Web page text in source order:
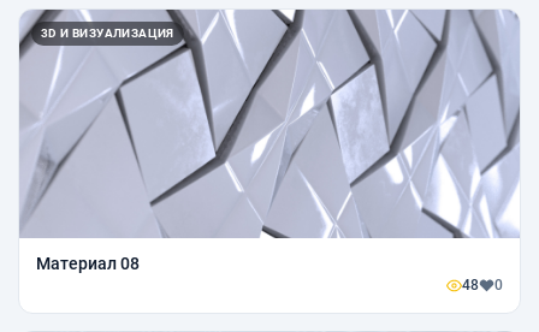
3D И ВИЗУАЛИЗАЦИЯ
Материал 08
48 0